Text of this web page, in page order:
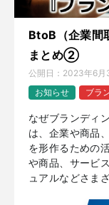
BtoB（企業間
まとめ②
公開日： 2023年6月
お知らせ
ブラ
なぜブランディ
は、企業や商品
を形作るための
や商品、サービ
ュアルなどさま